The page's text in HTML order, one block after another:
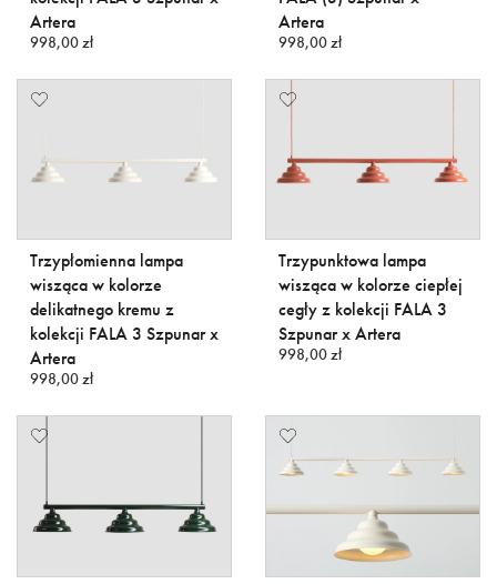
Artera
998,00 zł
Artera
998,00 zł
Trzypłomienna lampa
wisząca w kolorze
delikatnego kremu z
kolekcji FALA 3 Szpunar x
Artera
998,00 zł
Trzypunktowa lampa
wisząca w kolorze ciepłej
cegły z kolekcji FALA 3
Szpunar x Artera
998,00 zł